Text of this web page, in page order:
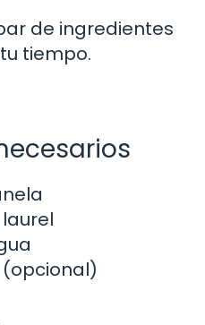
de ingredientes
tiempo.